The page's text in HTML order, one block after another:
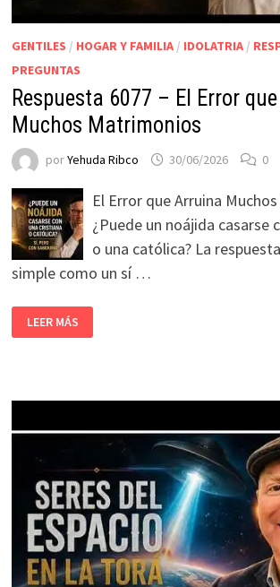
GENTILES / HOGAR Y FAMILIA/ IDOLATRIA/
PREGUNTAS
Respuesta 6077 – El Error
Muchos Matrimonios
porYehuda Ribco 30/06/2026 0
El Error que Arruina
¿Puede un noájida casarse
o una católica? La
simple como un sí …
LEER MÁS